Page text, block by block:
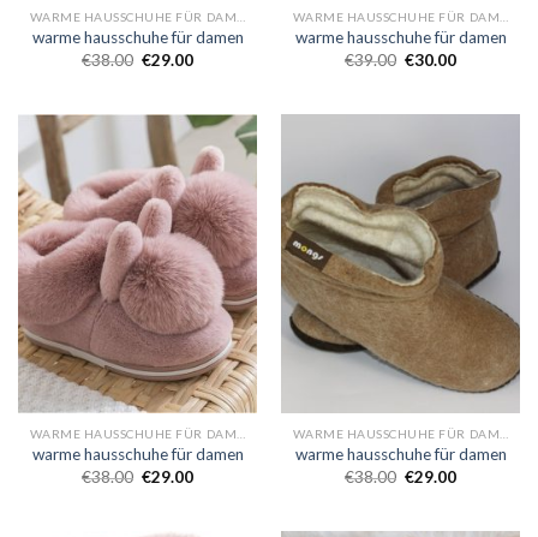
warme hausschuhe für damen
€38.00 €29.00
warme hausschuhe für damen
€39.00 €30.00
warme hausschuhe für damen
€38.00 €29.00
warme hausschuhe für damen
€38.00 €29.00